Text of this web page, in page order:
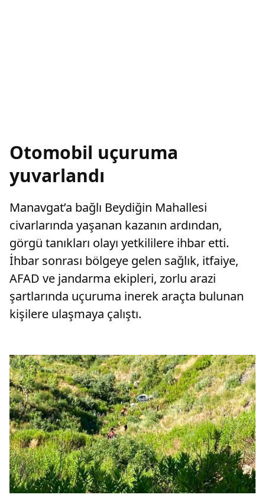
Otomobil uçuruma
yuvarlandı
Manavgat’a bağlı Beydiğin Mahallesi
civarlarında yaşanan kazanın ardından,
görgü tanıkları olayı yetkililere ihbar etti.
İhbar sonrası bölgeye gelen sağlık, itfaiye,
AFAD ve jandarma ekipleri, zorlu arazi
şartlarında uçuruma inerek araçta bulunan
kişilere ulaşmaya çalıştı.